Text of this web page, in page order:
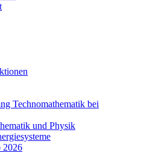
Technomathematik bei
und Physik
2026